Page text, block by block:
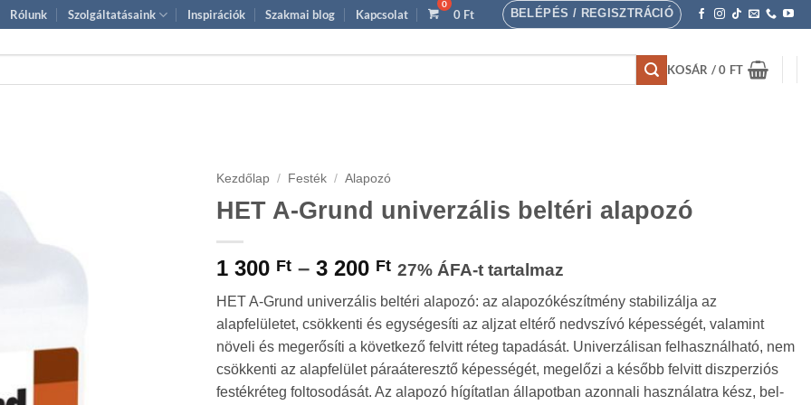
Rólunk Szolgáltatásaink Inspirációk Szakmai blog Kapcsolat 0 Ft BELÉPÉS / REGISZTRÁCIÓ
KOSÁR /0 FT
Kezdőlap / Festék / Alapozó
HET A-Grund univerzális beltéri alapozó
1 300 Ft – 3 200 FtÁrtartomány:
300 Ft
-
3
200 Ft
27% ÁFA-t tartalmaz
HET A-Grund univerzális beltéri alapozó: az alapozókészítmény stabilizálja az
alapfelületet, csökkenti és egységesíti az aljzat eltérő nedvszívó képességét, valamint
növeli és megerősíti a következő felvitt réteg tapadását. Univerzálisan felhasználható, nem
csökkenti az alapfelület páraáteresztő képességét, megelőzi a később felvitt diszperziós
festékréteg foltosodását. Az alapozó hígítatlan állapotban azonnali használatra kész, bel-